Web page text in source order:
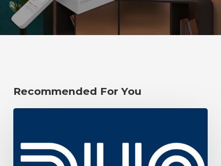
Recommended For You